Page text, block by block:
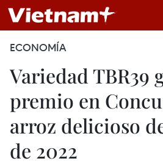
ECONOMÍA
Variedad TBR39
premio en
arroz delicioso
de 2022